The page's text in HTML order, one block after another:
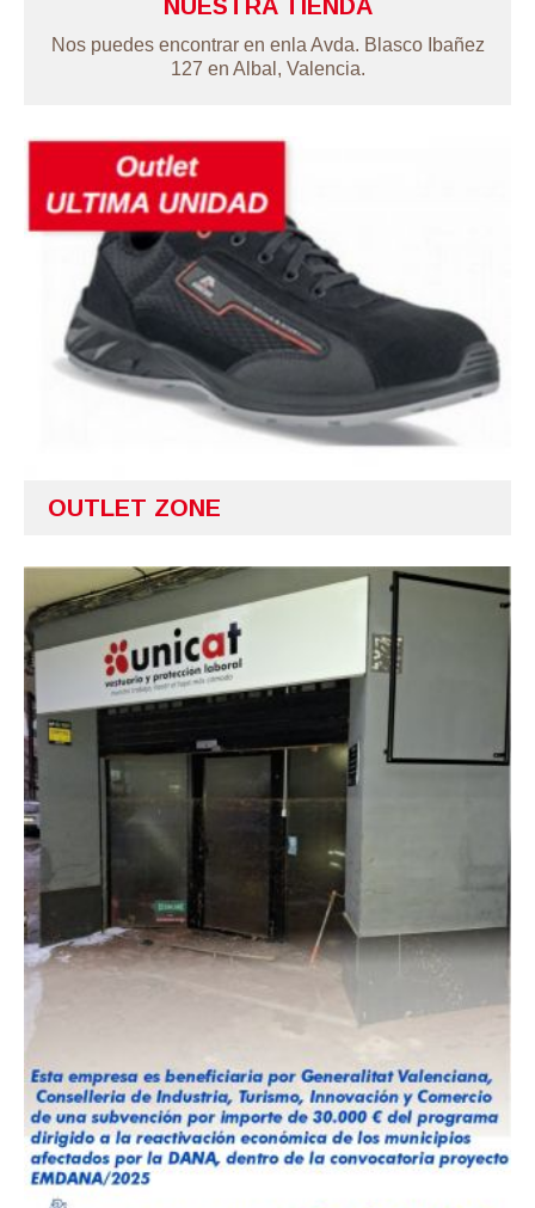
NUESTRA TIENDA
Nos puedes encontrar en enla Avda. Blasco Ibañez
127 en Albal, Valencia.
OUTLET ZONE